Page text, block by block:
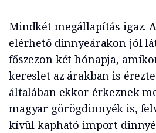
Mindkét megállapítás igaz.
elérhető dinnyeárakon jól
főszezon két hónapja,
kereslet az árakban is
általában ekkor érkeznek
magyar görögdinnyék is,
kívül kapható import